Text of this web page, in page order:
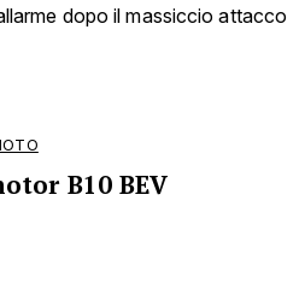
dopo il massiccio attacco
B10 BEV